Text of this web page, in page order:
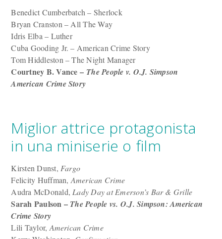
Benedict Cumberbatch – Sherlock
Bryan Cranston – All The Way
Idris Elba – Luther
Cuba Gooding Jr. – American Crime Story
Tom Hiddleston – The Night Manager
Courtney B. Vance – The People v. O.J. Simpson
American Crime Story
Miglior attrice protagonista
in una miniserie o film
Kirsten Dunst, Fargo
Felicity Huffman, American Crime
Audra McDonald, Lady Day at Emerson’s Bar & Grille
Sarah Paulson – The People vs. O.J. Simpson: American
Crime Story
Lili Taylor, American Crime